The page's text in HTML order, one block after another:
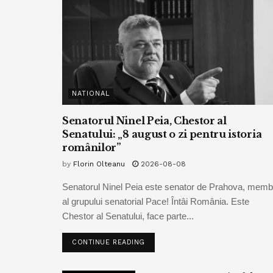
NATIONAL
Senatorul Ninel Peia, Chestor al
Senatului: „8 august o zi pentru istoria
românilor”
by Florin Olteanu 2026-08-08
Senatorul Ninel Peia este senator de Prahova,
al grupului senatorial Pace! Întâi România. Este
Chestor al Senatului, face parte...
CONTINUE READING